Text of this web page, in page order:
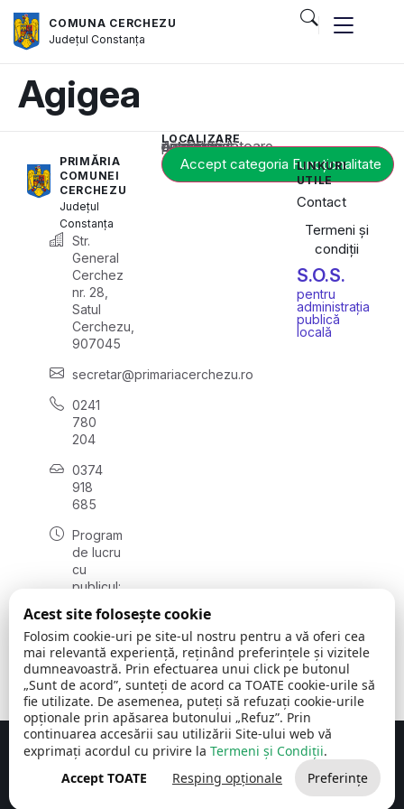
COMUNA CERCHEZU
JudețulConstanța
Agigea
PRIMĂRIA
COMUNEI
CERCHEZU
Județul
Constanța
Str.
General
Cerchez
nr. 28,
Satul
Cerchezu,
907045
secretar@primariacerchezu.ro
0241
780
204
0374
918
685
Program
de lucru
cu
publicul:
08:00 -
16:30
, vineri:
08:00 -
14:00
LOCALIZARE
Acest conținut este blocat până când acceptați categoria corespunzătoare de cookie-uri.
Accept categoria Funcționalitate
LINKURI
UTILE
Contact
Termeni și
condiții
S.O.S.
pentru
administrația
publică
locală
Comuna Cerchezu © 2026Toate drepturile rezervate
Concept realizat de Big Media Relații Publice SRL
Acest site folosește cookie
Folosim cookie-uri pe site-ul nostru pentru a vă oferi cea
mai relevantă experiență, reținând preferințele și vizitele
dumneavoastră. Prin efectuarea unui click pe butonul
„Sunt de acord”, sunteți de acord ca TOATE cookie-urile să
fie utilizate. De asemenea, puteți să refuzați cookie-urile
opționale prin apăsarea butonului „Refuz”. Prin
continuarea accesării sau utilizării Site-ului web vă
exprimați acordul cu privire la Termeni și Condiții.
Accept TOATE
Resping opționale Preferințe